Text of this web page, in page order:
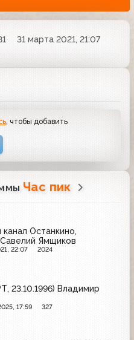
31 марта 2021, 21:07
, чтобы добавить
Час пик
канал Останкино,
Савелий Ямщиков
22:07 2024
23.10.1996) Владимир
17:59 327